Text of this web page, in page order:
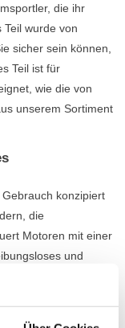
die ihr
wurde von
sicher sein können,
Teil ist für
wie die von
unserem Sortiment
konzipiert
die
Motoren mit einer
und
maximalen